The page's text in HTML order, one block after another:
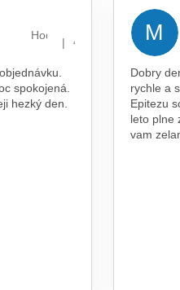
Hodnocení obchodu je 5 z 5
| 4.8.2026
spokojená.
hezký den.
M
Dobry
rychle a
Epitezu
leto plne
vam